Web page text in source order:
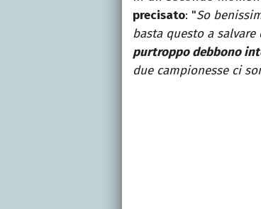
precisato: "So
basta questo a
purtroppo debbono
due campionesse ci